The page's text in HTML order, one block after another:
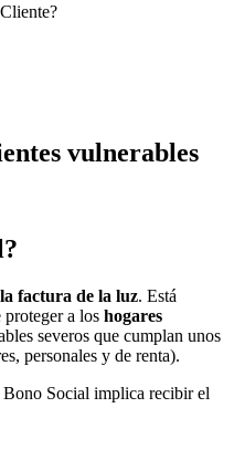
vulnerables
factura de la luz. Está
a los hogares
severos que cumplan unos
personales y de renta).
Social implica recibir el